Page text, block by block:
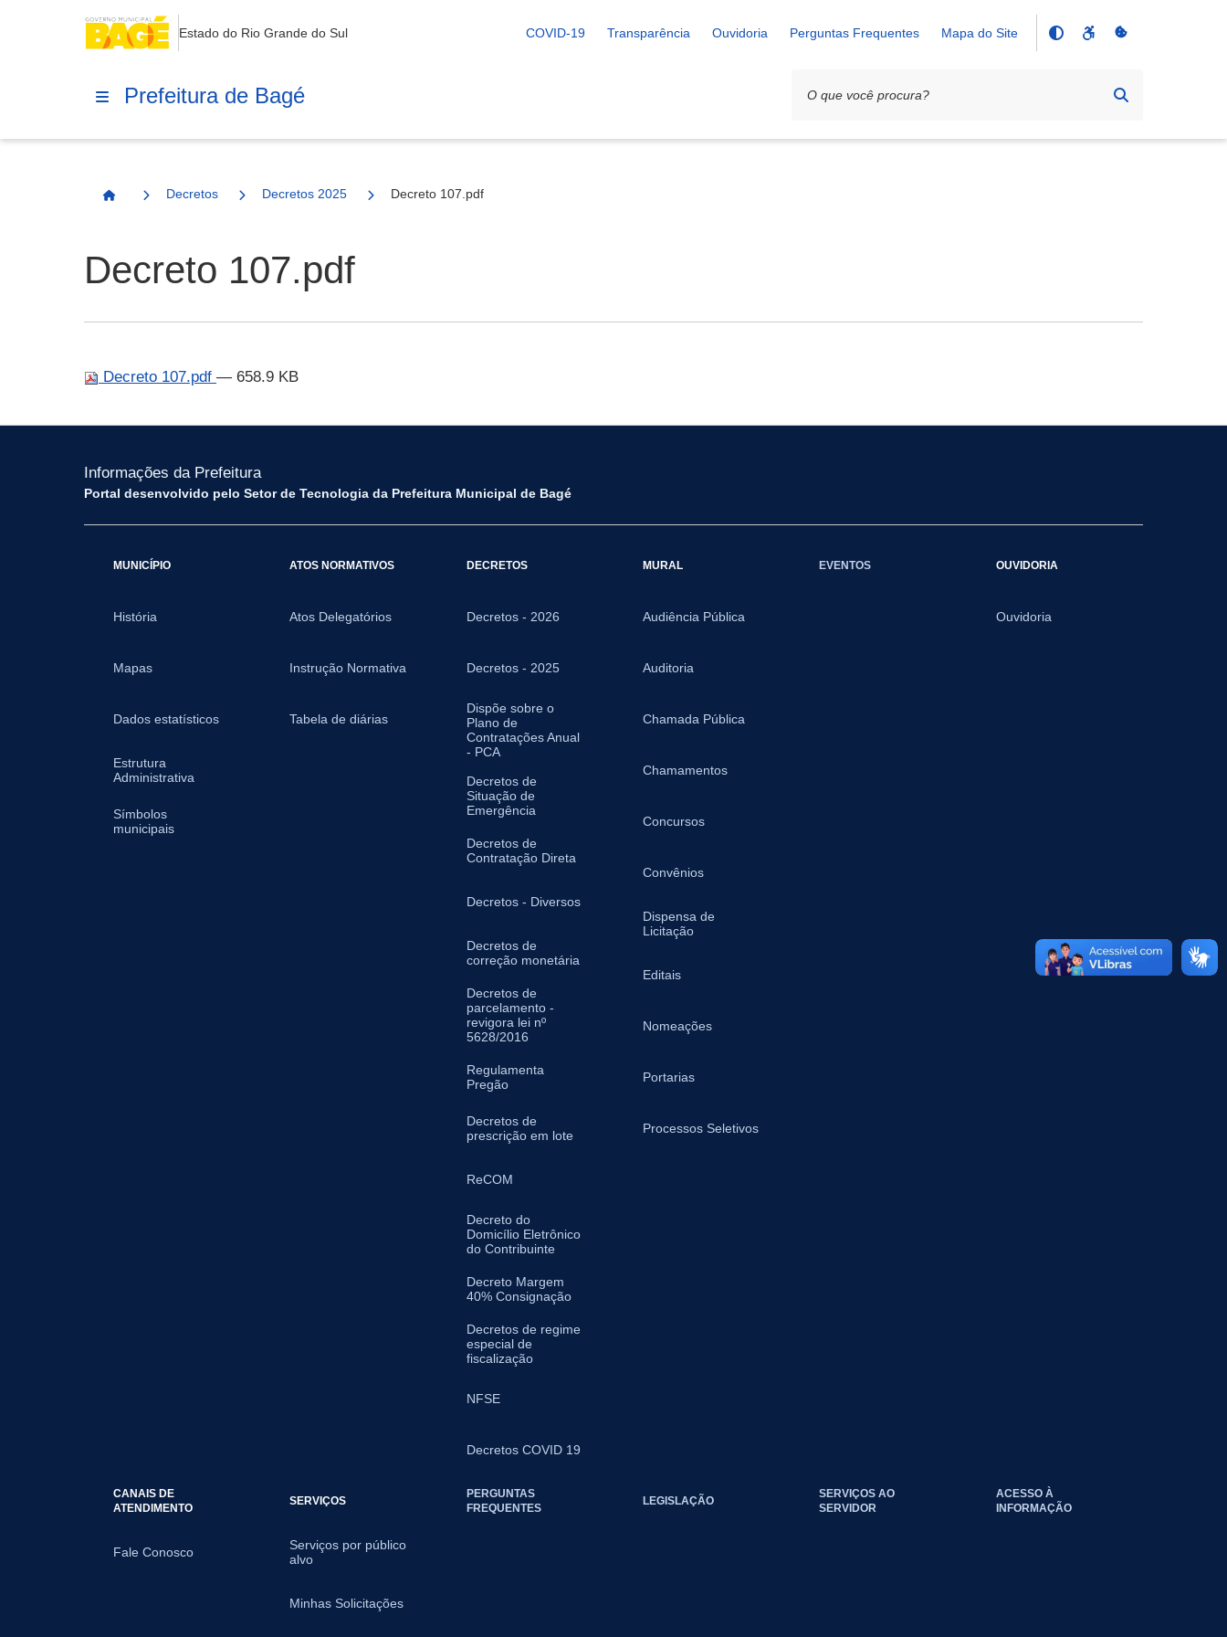
Estado do Rio Grande do Sul COVID-19 Transparência Ouvidoria Perguntas Frequentes Mapa do Site
Prefeitura de Bagé
Página Inicial
Decretos Decretos 2025 Decreto 107.pdf
Decreto 107.pdf
Decreto 107.pdf — 658.9 KB
Informações da Prefeitura
Portal desenvolvido pelo Setor de Tecnologia da Prefeitura Municipal de Bagé
MUNICÍPIO
História
Mapas
Dados estatísticos
Estrutura
Administrativa
Símbolos
municipais
ATOS NORMATIVOS
Atos Delegatórios
Instrução Normativa
Tabela de diárias
DECRETOS
Decretos - 2026
Decretos - 2025
Dispõe sobre o
Plano de
Contratações Anual
- PCA
Decretos de
Situação de
Emergência
Decretos de
Contratação Direta
Decretos - Diversos
Decretos de
correção monetária
Decretos de
parcelamento -
revigora lei nº
5628/2016
Regulamenta
Pregão
Decretos de
prescrição em lote
ReCOM
Decreto do
Domicílio Eletrônico
do Contribuinte
Decreto Margem
40% Consignação
Decretos de regime
especial de
fiscalização
NFSE
Decretos COVID 19
MURAL
Audiência Pública
Auditoria
Chamada Pública
Chamamentos
Concursos
Convênios
Dispensa de
Licitação
Editais
Nomeações
Portarias
Processos Seletivos
EVENTOS OUVIDORIA
Ouvidoria
CANAIS DE
ATENDIMENTO
Fale Conosco
SERVIÇOS
Serviços por público
alvo
Minhas Solicitações
PERGUNTAS
FREQUENTES
LEGISLAÇÃO
SERVIÇOS AO
SERVIDOR
ACESSO À
INFORMAÇÃO